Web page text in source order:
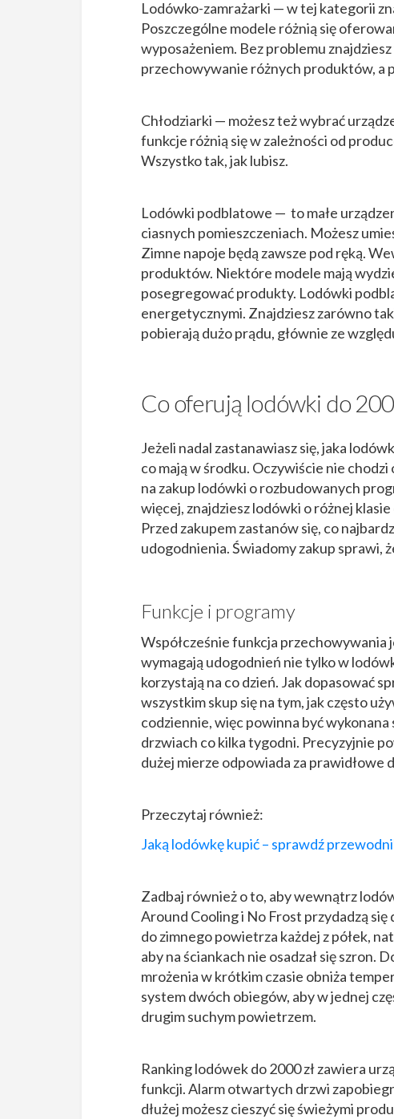
Lodówko-zamrażarki — w tej kategorii
Poszczególne modele różnią się
wyposażeniem. Bez problemu
przechowywanie różnych produktów, a
Chłodziarki — możesz też wybrać
funkcje różnią się w zależności od
Wszystko tak, jak lubisz.
Lodówki podblatowe — to małe
ciasnych pomieszczeniach. Możesz
Zimne napoje będą zawsze pod ręką.
produktów. Niektóre modele mają
posegregować produkty. Lodówki
energetycznymi. Znajdziesz zarówno
pobierają dużo prądu, głównie ze
Co oferują lodówki do
Jeżeli nadal zastanawiasz się, jaka
co mają w środku. Oczywiście nie
na zakup lodówki o rozbudowanych
więcej, znajdziesz lodówki o różnej
Przed zakupem zastanów się, co
udogodnienia. Świadomy zakup sprawi,
Funkcje i programy
Współcześnie funkcja
wymagają udogodnień nie tylko w
korzystają na co dzień. Jak dopasować
wszystkim skup się na tym, jak często
codziennie, więc powinna być
drzwiach co kilka tygodni. Precyzyjnie
dużej mierze odpowiada za prawidłowe
Przeczytaj również:
Jaką lodówkę kupić – sprawdź
Zadbaj również o to, aby wewnątrz
Around Cooling i No Frost przydadzą
do zimnego powietrza każdej z półek,
aby na ściankach nie osadzał się szron.
mrożenia w krótkim czasie obniża
system dwóch obiegów, aby w jednej
drugim suchym powietrzem.
Ranking lodówek do 2000 zł zawiera
funkcji. Alarm otwartych drzwi
dłużej możesz cieszyć się świeżymi